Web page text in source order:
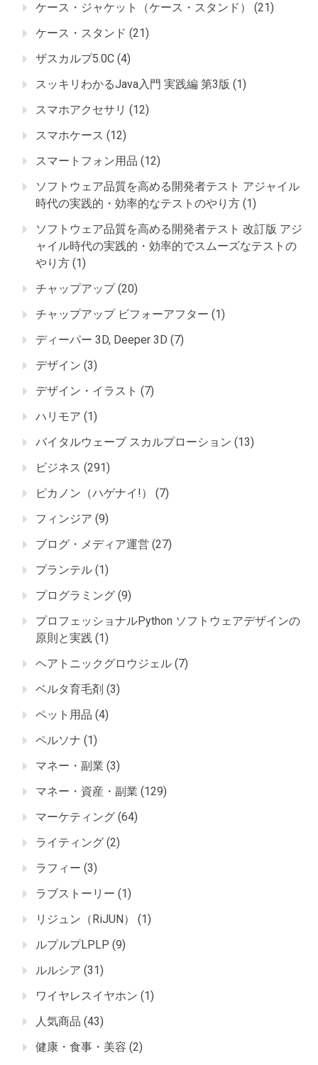
ケース・ジャケット（ケース・スタンド）
(21)
ケース・スタンド (21)
ザスカルプ5.0C (4)
スッキリわかるJava入門 実践編 第3版 (1)
スマホアクセサリ (12)
スマホケース (12)
スマートフォン用品 (12)
ソフトウェア品質を高める開発者テスト アジャイル
時代の実践的・効率的なテストのやり方 (1)
ソフトウェア品質を高める開発者テスト 改訂版 アジ
ャイル時代の実践的・効率的でスムーズなテストの
やり方 (1)
チャップアップ(20)
チャップアップ ビフォーアフター (1)
ディーパー 3D, Deeper 3D (7)
デザイン (3)
デザイン・イラスト (7)
ハリモア (1)
バイタルウェーブ スカルプローション (13)
ビジネス (291)
ピカノン（ハゲナイ!）
(7)
フィンジア (9)
ブログ・メディア運営 (27)
プランテル (1)
プログラミング (9)
プロフェッショナルPython ソフトウェアデザインの
原則と実践 (1)
ヘアトニックグロウジェル (7)
ベルタ育毛剤 (3)
ペット用品 (4)
ペルソナ (1)
マネー・副業 (3)
マネー・資産・副業 (129)
マーケティング (64)
ライティング (2)
ラフィー (3)
ラブストーリー (1)
リジュン（RiJUN）
(1)
ルプルプLPLP (9)
ルルシア (31)
ワイヤレスイヤホン (1)
人気商品 (43)
健康・食事・美容 (2)